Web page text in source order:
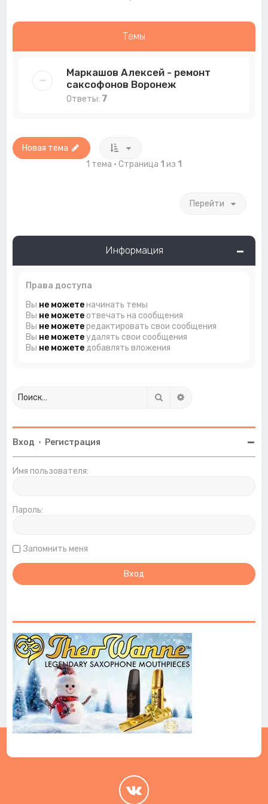
Темы
Маркашов Алексей - ремонт
саксофонов Воронеж
Ответы: 7
Новая тема
1 тема • Страница 1 из 1
Перейти
Информация
Права доступа
Вы не можетеначинать темы
Вы не можетеотвечать на сообщения
Вы не можетередактировать свои сообщения
Вы не можетеудалять свои сообщения
Вы не можетедобавлять вложения
Поиск
Вход • Регистрация
Имя пользователя:
Пароль:
Запомнить меня